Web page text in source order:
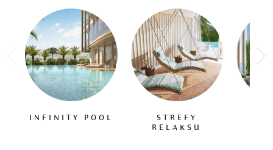
INFINITY POOL
STREFY
RELAKSU